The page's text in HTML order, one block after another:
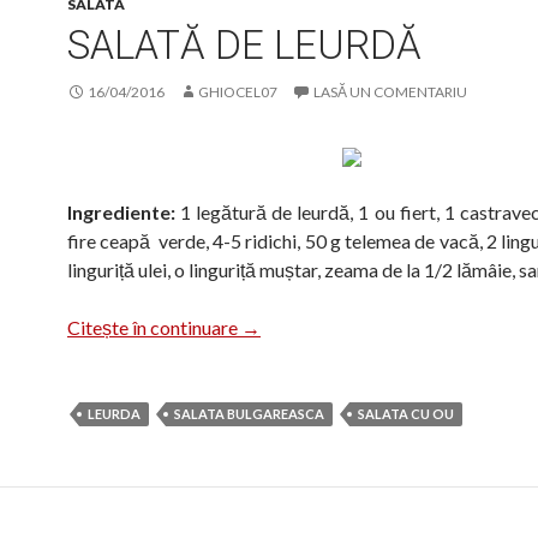
SALATA
SALATĂ DE LEURDĂ
16/04/2016 GHIOCEL07 LASĂ UN COMENTARIU
Ingrediente: 1 legătură de leurdă, 1 ou fiert, 1
fire ceapă verde, 4-5 ridichi, 50 g telemea de vacă, 2
linguriță ulei, o linguriță muștar, zeama de la 1/2 lămâie,
Citește în continuare Salată de leurdă
→
LEURDA SALATA BULGAREASCA SALATA CU OU